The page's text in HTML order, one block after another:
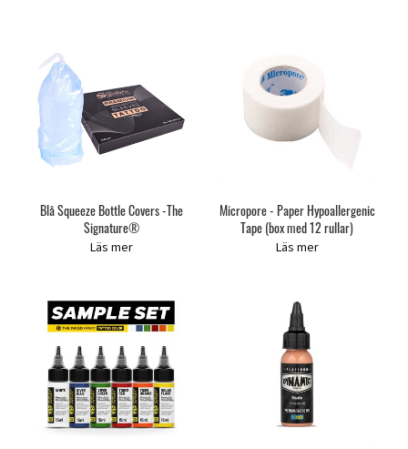
Blå Squeeze Bottle Covers -The
Signature®
Läs mer
Micropore - Paper Hypoallergenic
Tape (box med 12 rullar)
Läs mer